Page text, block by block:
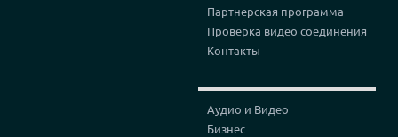
Партнерская программа
Проверка видео соединения
Контакты
Аудио и Видео
Бизнес